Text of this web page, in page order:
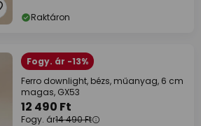
Raktáron
Fogy. ár -13%
Ferro downlight, bézs, műanyag, 6 cm
magas, GX53
12 490 Ft
Fogy. ár14 490 Ft